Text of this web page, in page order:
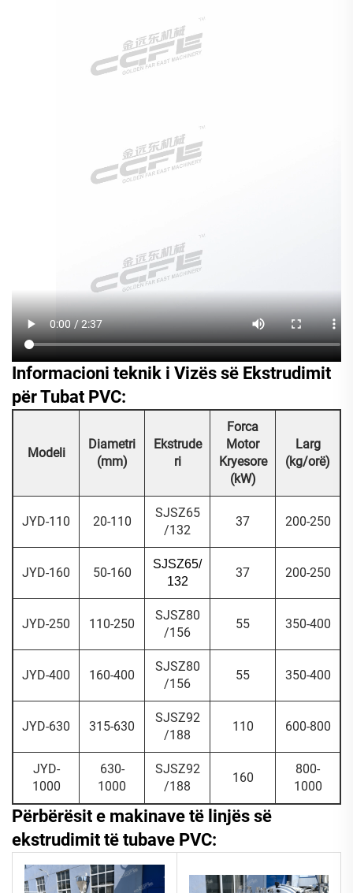
Informacioni teknik i Vizës së Ekstrudimit
për Tubat PVC:
Modeli
Diametri
(mm)
Ekstrude
ri
Forca
Motor
Kryesore
(kW)
Larg
(kg/orë)
JYD-110 20-110
SJSZ65
/132
37 200-250
JYD-160 50-160
SJSZ65/
132
37 200-250
JYD-250 110-250
SJSZ80
/156
55 350-400
JYD-400 160-400
SJSZ80
/156
55 350-400
JYD-630 315-630
SJSZ92
/188
110 600-800
JYD-
1000
630-
1000
SJSZ92
/188
160
800-
1000
Përbërësit e makinave të linjës së
ekstrudimit të tubave PVC: